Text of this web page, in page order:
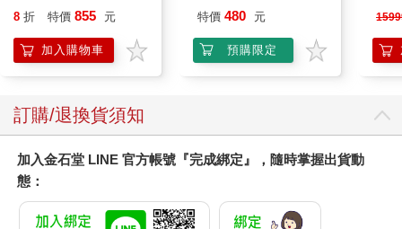
8 折 特價 855 元
加入購物車
特價 480 元
預購限定
訂購/退換貨須知
加入金石堂 LINE 官方帳號『完成綁定』，隨時掌握出貨動
態：